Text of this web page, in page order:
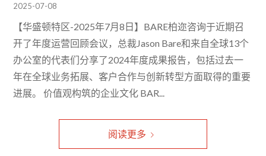
2025-07-08
【华盛顿特区-2025年7月8日】BARE柏迩咨询于近期召
开了年度运营回顾会议，总裁Jason Bare和来自全球13个
办公室的代表们分享了2024年度成果报告，包括过去一
年在全球业务拓展、客户合作与创新转型方面取得的重要
进展。 价值观构筑的企业文化 BAR...
阅读更多